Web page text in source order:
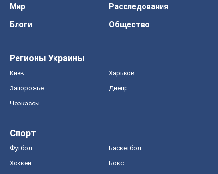
Мир
Расследования
Блоги
Общество
Регионы Украины
Киев Харьков
Запорожье Днепр
Черкассы
Спорт
Футбол Баскетбол
Хоккей Бокс